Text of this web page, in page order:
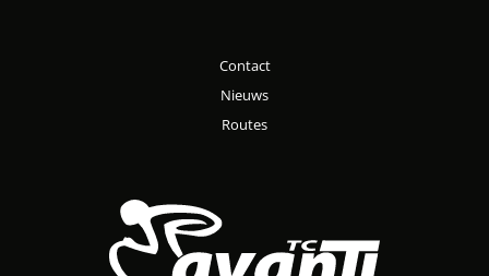
Contact
Nieuws
Routes